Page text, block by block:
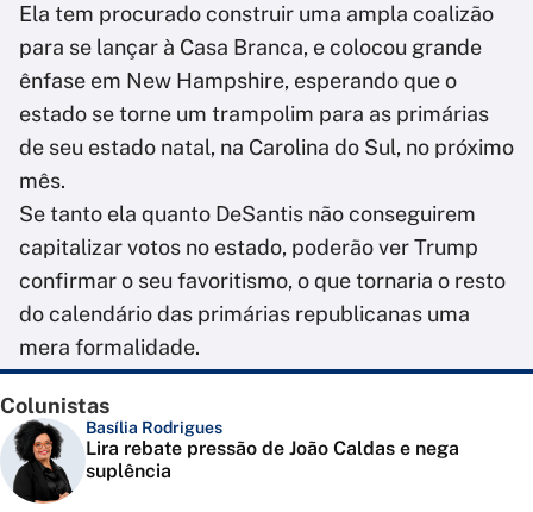
Ela tem procurado construir uma ampla coalizão
para se lançar à Casa Branca, e colocou grande
ênfase em New Hampshire, esperando que o
estado se torne um trampolim para as primárias
de seu estado natal, na Carolina do Sul, no próximo
mês.
Se tanto ela quanto DeSantis não conseguirem
capitalizar votos no estado, poderão ver Trump
confirmar o seu favoritismo, o que tornaria o resto
do calendário das primárias republicanas uma
mera formalidade.
Colunistas
Basília Rodrigues
Lira rebate pressão de João Caldas e nega
suplência